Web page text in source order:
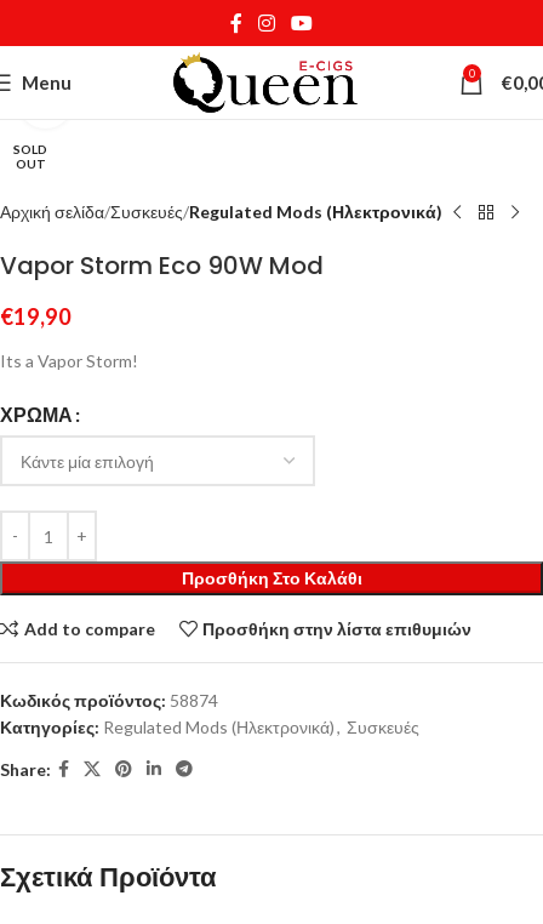
Menu 0 €
SOLD
OUT
Κάντε κλικ για μεγέθυνση
Αρχική σελίδα Συσκευές Regulated Mods (Ηλεκτρονικά)
Vapor Storm Eco 90W Mod
€19,90
Its a Vapor Storm!
ΧΡΏΜΑ
Προσθήκη Στο Καλάθι
Add to compare Προσθήκη στην λίστα επιθυμιών
Κωδικός προϊόντος: 58874
Κατηγορίες: Regulated Mods (Ηλεκτρονικά), Συσκευές
Share:
Σχετικά Προϊόντα